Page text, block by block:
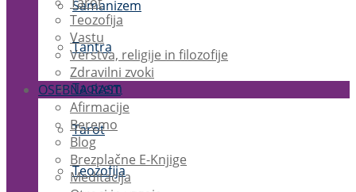
Šamanizem
Tantra
Taoizem
Tarot
Teozofija
Teozofija
Vastu
Verstva, religije in filozofije
Zdravilni zvoki
OSEBNA RAST
Afirmacije
Beremo
Blog
Brezplačne E-Knjige
Meditacija